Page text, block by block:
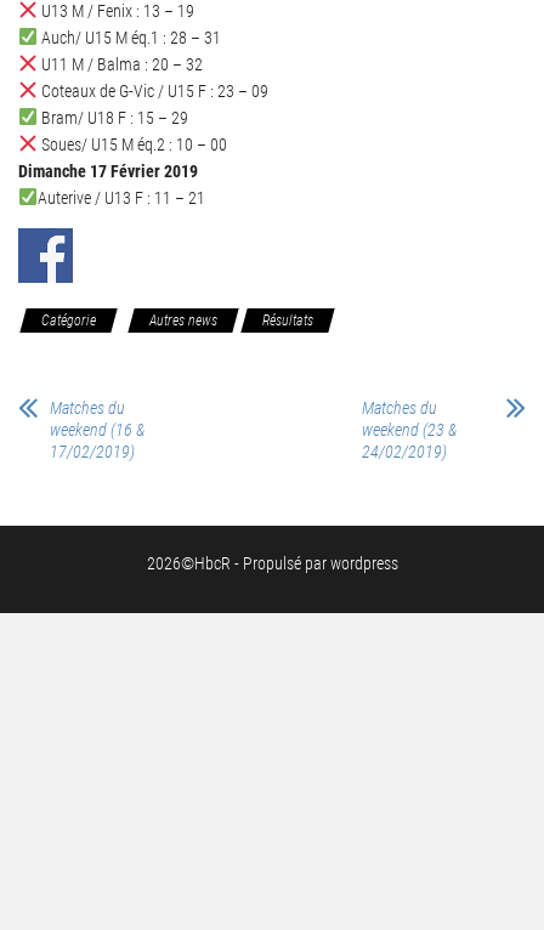
U13 M / Fenix : 13 – 19
Auch/ U15 M éq.1 : 28 – 31
U11 M / Balma : 20 – 32
Coteaux de G-Vic / U15 F : 23 – 09
Bram/ U18 F : 15 – 29
Soues/ U15 M éq.2 : 10 – 00
Dimanche 17 Février 2019
Auterive / U13 F : 11 – 21
Catégorie Autres news Résultats
Matches du
weekend (16 &
17/02/2019)
Matches du
weekend (23 &
24/02/2019)
2026©HbcR - Propulsé par wordpress